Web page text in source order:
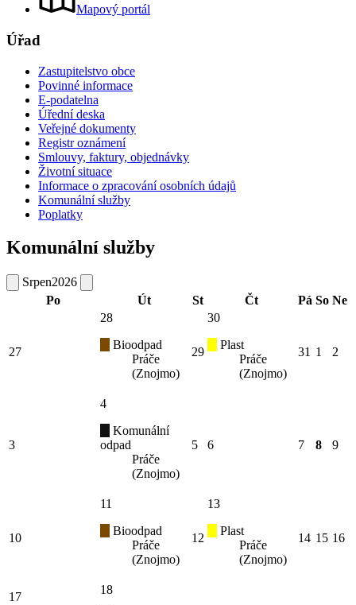
Mapový portál
Úřad
Zastupitelstvo obce
Povinné informace
E-podatelna
Úřední deska
Veřejné dokumenty
Registr oznámení
Smlouvy, faktury, objednávky
Životní situace
Informace o zpracování osobních údajů
Komunální služby
Poplatky
Komunální služby
Srpen2026
Po
Út St Čt Pá So Ne
27
28
Bioodpad
Práče
(Znojmo)
29
30
Plast
Práče
(Znojmo)
31 1 2
3
4
Komunální
odpad
Práče
(Znojmo)
5 6 7 8 9
10
11
Bioodpad
Práče
(Znojmo)
12
13
Plast
Práče
(Znojmo)
14 15 16
17
18